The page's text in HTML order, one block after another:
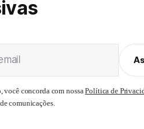
você concorda com nossaPolítica de
comunicações.